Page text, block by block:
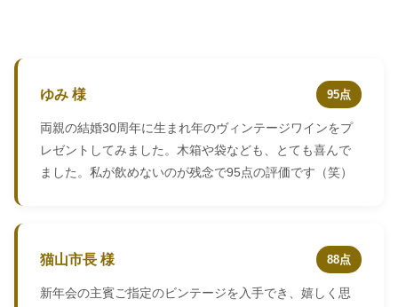
ゆみ 様 95点
両親の結婚30周年に生まれ年のヴィンテージワインをプ
レゼントしてみました。木箱や袋なども、とても喜んで
ました。私が飲めないのが残念で95点の評価です（笑）
猫山市長 様 88点
新年会の主賓ご指定のビンテージを入手でき、嬉しく思